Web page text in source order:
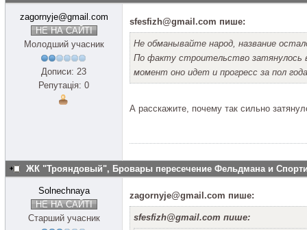
zagornyje@gmail.com
НЕ НА САЙТІ
Молодший учасник
Дописи: 23
Репутація: 0
sfesfizh@gmail.com пише:
Не обманывайте народ, название
По факту строительство затянулось
момент оно идет и прогресс за пол
А расскажите, почему так сильно
ЖК "Трояндовый", Бровары пересечение Фельдмана и
Solnechnaya
НЕ НА САЙТІ
Старший учасник
zagornyje@gmail.com пише:
sfesfizh@gmail.com пише: